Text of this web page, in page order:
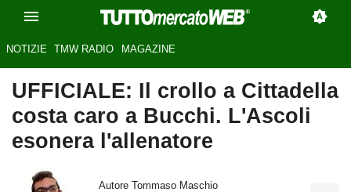
NOTIZIE TMW RADIO MAGAZINE
UFFICIALE: Il crollo a Cittadella
costa caro a Bucchi. L'Ascoli
esonera l'allenatore
Autore
Tommaso Maschio